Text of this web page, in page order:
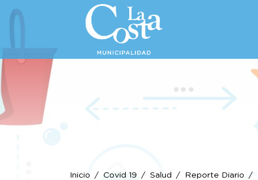
Inicio Covid 19 Salud Reporte Diario